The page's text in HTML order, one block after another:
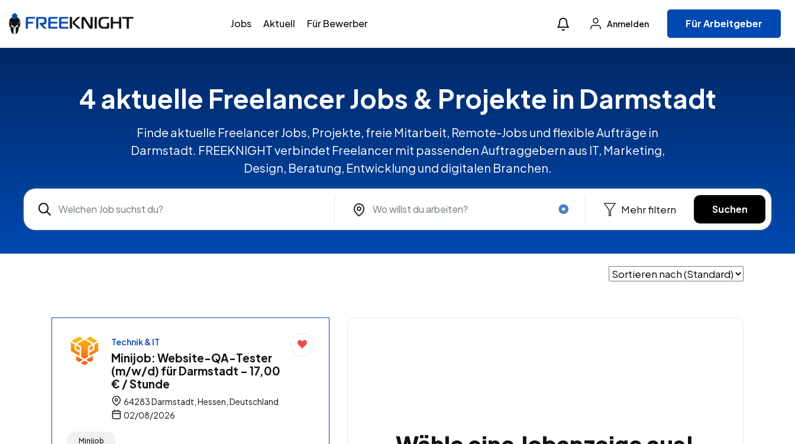
Jobs Aktuell Für Bewerber Anmelden Für Arbeitgeber
4 aktuelle Freelancer Jobs & Projekte in Darmstadt
Finde aktuelle Freelancer Jobs, Projekte, freie Mitarbeit, Remote-Jobs und flexible Aufträge in
Darmstadt. FREEKNIGHT verbindet Freelancer mit passenden Auftraggebern aus IT, Marketing,
Design, Beratung, Entwicklung und digitalen Branchen.
Mehr filtern Suchen
Technik & IT
Minijob: Website-QA-Tester
(m/w/d) für Darmstadt – 17,00
€ / Stunde
64283 Darmstadt, Hessen, Deutschland
02/08/2026
Minijob